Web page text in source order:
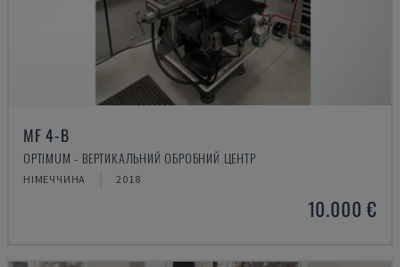
MF 4-B
OPTIMUM - ВЕРТИКАЛЬНИЙ ОБРОБНИЙ ЦЕНТР
НІМЕЧЧИНА 2018
10.000 €